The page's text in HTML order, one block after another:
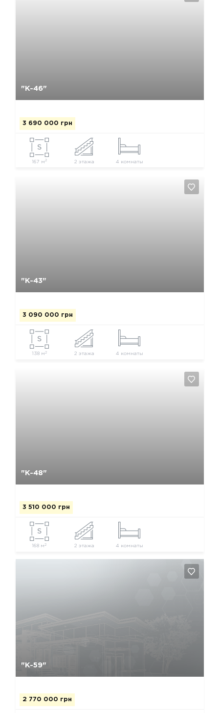
"К-46"
3 690 000 грн
167 м 2 2 этажа 4 комнаты
"К-43"
3 090 000 грн
138 м 2 2 этажа 4 комнаты
"К-48"
3 510 000 грн
168 м 2 2 этажа 4 комнаты
"К-59"
2 770 000 грн